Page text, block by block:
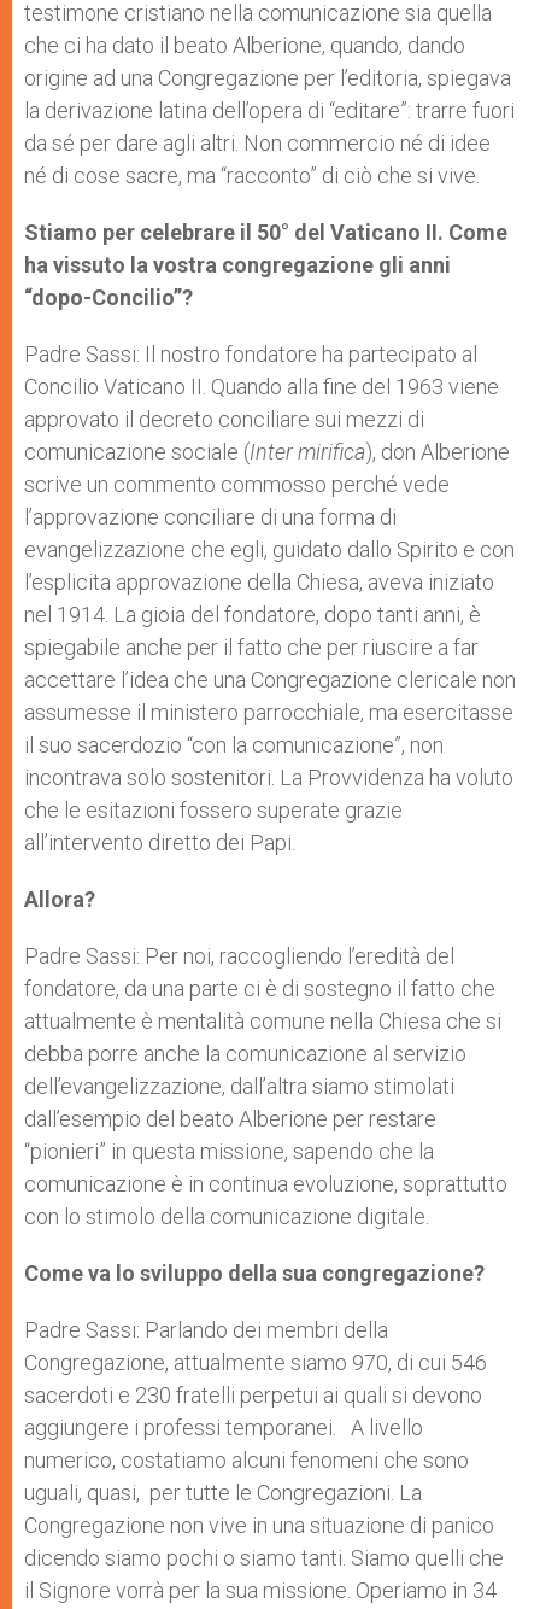
testimone cristiano nella comunicazione sia quella
che ci ha dato il beato Alberione, quando, dando
origine ad una Congregazione per l’editoria, spiegava
la derivazione latina dell’opera di “editare”: trarre fuori
da sé per dare agli altri. Non commercio né di idee
né di cose sacre, ma “racconto” di ciò che si vive.
Stiamo per celebrare il 50° del Vaticano II. Come
ha vissuto la vostra congregazione gli anni
“dopo-Concilio”?
Padre Sassi: Il nostro fondatore ha partecipato al
Concilio Vaticano II. Quando alla fine del 1963 viene
approvato il decreto conciliare sui mezzi di
comunicazione sociale (Inter mirifica), don Alberione
scrive un commento commosso perché vede
l’approvazione conciliare di una forma di
evangelizzazione che egli, guidato dallo Spirito e con
l’esplicita approvazione della Chiesa, aveva iniziato
nel 1914. La gioia del fondatore, dopo tanti anni, è
spiegabile anche per il fatto che per riuscire a far
accettare l’idea che una Congregazione clericale non
assumesse il ministero parrocchiale, ma esercitasse
il suo sacerdozio “con la comunicazione”, non
incontrava solo sostenitori. La Provvidenza ha voluto
che le esitazioni fossero superate grazie
all’intervento diretto dei Papi.
Allora?
Padre Sassi: Per noi, raccogliendo l’eredità del
fondatore, da una parte ci è di sostegno il fatto che
attualmente è mentalità comune nella Chiesa che si
debba porre anche la comunicazione al servizio
dell’evangelizzazione, dall’altra siamo stimolati
dall’esempio del beato Alberione per restare
“pionieri” in questa missione, sapendo che la
comunicazione è in continua evoluzione, soprattutto
con lo stimolo della comunicazione digitale.
Come va lo sviluppo della sua congregazione?
Padre Sassi: Parlando dei membri della
Congregazione, attualmente siamo 970, di cui 546
sacerdoti e 230 fratelli perpetui ai quali si devono
aggiungere i professi temporanei. A livello
numerico, costatiamo alcuni fenomeni che sono
uguali, quasi, per tutte le Congregazioni. La
Congregazione non vive in una situazione di panico
dicendo siamo pochi o siamo tanti. Siamo quelli che
il Signore vorrà per la sua missione. Operiamo in 34